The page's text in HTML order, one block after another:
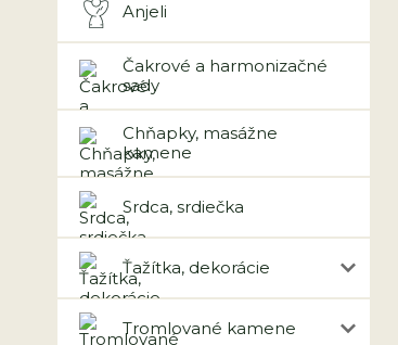
Anjeli
Čakrové a harmonizačné
sady
Chňapky, masážne
kamene
Srdca, srdiečka
Ťažítka, dekorácie
Tromlované kamene